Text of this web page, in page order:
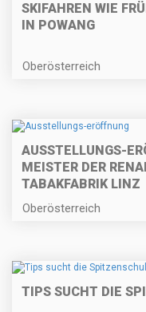
SKIFAHREN WIE
IN POWANG
Oberösterreich
AUSSTELLUNGS-
EISTER DER
ABAKFABRIK LINZ
Oberösterreich
TIPS SUCHT DIE